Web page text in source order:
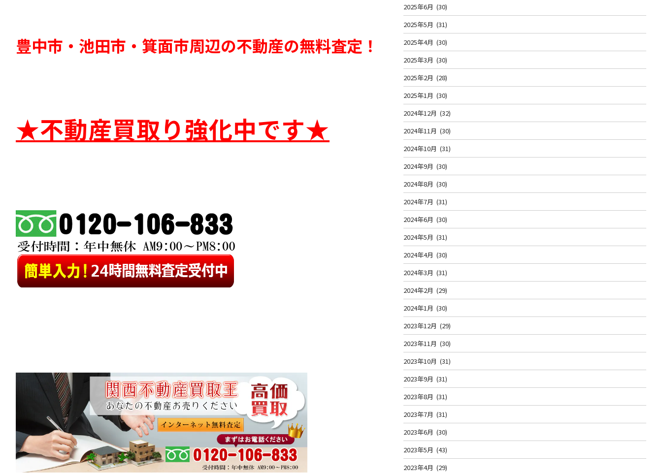
豊中市・池田市・箕面市周辺の不動産の無料査定！
★不動産買取り強化中です★
2025年6月 (30)
2025年5月 (31)
2025年4月 (30)
2025年3月 (30)
2025年2月 (28)
2025年1月 (30)
2024年12月 (32)
2024年11月 (30)
2024年10月 (31)
2024年9月 (30)
2024年8月 (30)
2024年7月 (31)
2024年6月 (30)
2024年5月 (31)
2024年4月 (30)
2024年3月 (31)
2024年2月 (29)
2024年1月 (30)
2023年12月 (29)
2023年11月 (30)
2023年10月 (31)
2023年9月 (31)
2023年8月 (31)
2023年7月 (31)
2023年6月 (30)
2023年5月 (43)
2023年4月 (29)